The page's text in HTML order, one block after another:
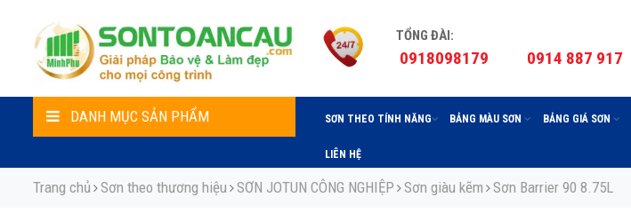
TỔNG ĐÀI:
0918098179 0914 887 917
DANH MỤC SẢN PHẨM SƠN THEO TÍNH NĂNG BẢNG MÀU SƠN BẢNG GIÁ SƠN
LIÊN HỆ
Trang chủ Sơn theo thương hiệu SƠN JOTUN CÔNG NGHIỆP Sơn giàu kẽm Sơn Barrier 90 8.75L